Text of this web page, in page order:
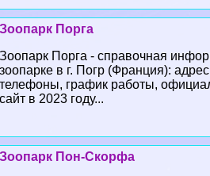
Зоопарк Порга
Зоопарк Порга - справочная
зоопарке в г. Погр (Франция):
телефоны, график работы,
сайт в 2023 году...
Зоопарк Пон-Скорфа